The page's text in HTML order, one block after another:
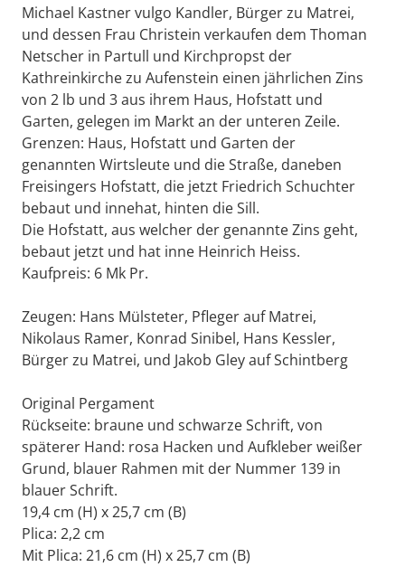
Michael Kastner vulgo Kandler, Bürger zu Matrei,
und dessen Frau Christein verkaufen dem Thoman
Netscher in Partull und Kirchpropst der
Kathreinkirche zu Aufenstein einen jährlichen Zins
von 2 lb und 3 aus ihrem Haus, Hofstatt und
Garten, gelegen im Markt an der unteren Zeile.
Grenzen: Haus, Hofstatt und Garten der
genannten Wirtsleute und die Straße, daneben
Freisingers Hofstatt, die jetzt Friedrich Schuchter
bebaut und innehat, hinten die Sill.
Die Hofstatt, aus welcher der genannte Zins geht,
bebaut jetzt und hat inne Heinrich Heiss.
Kaufpreis: 6 Mk Pr.
Zeugen: Hans Mülsteter, Pfleger auf Matrei,
Nikolaus Ramer, Konrad Sinibel, Hans Kessler,
Bürger zu Matrei, und Jakob Gley auf Schintberg
Original Pergament
Rückseite: braune und schwarze Schrift, von
späterer Hand: rosa Hacken und Aufkleber weißer
Grund, blauer Rahmen mit der Nummer 139 in
blauer Schrift.
19,4 cm (H) x 25,7 cm (B)
Plica: 2,2 cm
Mit Plica: 21,6 cm (H) x 25,7 cm (B)